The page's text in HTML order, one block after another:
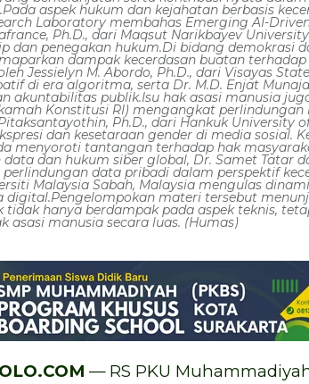
aspek hukum dan kejahatan berbasis
Laboratory membahas Emerging AI-
Ph.D., dari Maqsut Narikbayev
dan penegakan hukum.Di bidang demokrasi
dampak kecerdasan buatan
Jessielyn M. Abordo, Ph.D., dari Visayas
di era algoritma, serta Dr. M.D. Enjat
akuntabilitas publik.Isu hak asasi manusia
Konstitusi RI) mengangkat
Ph.D., dari Hankuk University
dan kesetaraan gender di media sosial.
menyoroti tantangan terhadap hak
dan hukum siber global, Dr. Samet Tatar
perlindungan data pribadi dalam perspektif
Malaysia Sabah, Malaysia mengulas
digital.Pengelompokan materi tersebut
hanya berdampak pada aspek teknis,
asasi manusia secara luas. (Humas)
— RS PKU